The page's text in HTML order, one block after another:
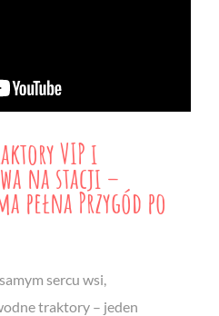
VIP i
na stacji –
pełna Przygód po
sercu wsi,
traktory – jeden